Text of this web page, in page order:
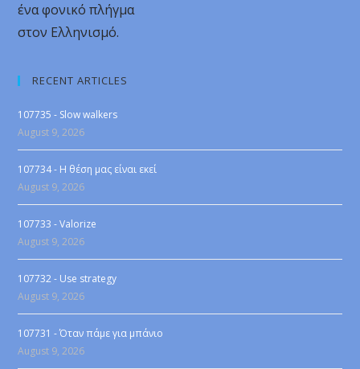
ένα φονικό πλήγμα
στον Ελληνισμό.
RECENT ARTICLES
107735 - Slow walkers
August 9, 2026
107734 - Η θέση μας είναι εκεί
August 9, 2026
107733 - Valorize
August 9, 2026
107732 - Use strategy
August 9, 2026
107731 - Όταν πάμε για μπάνιο
August 9, 2026